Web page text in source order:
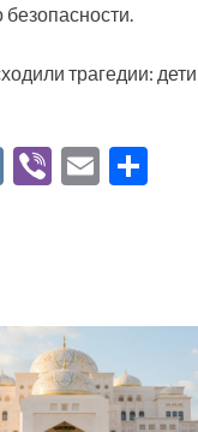
безопасности.
трагедии:
V
Vi E
в
ть